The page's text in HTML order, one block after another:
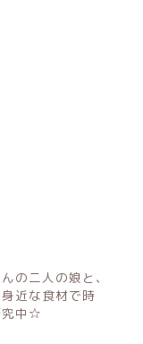
の二人の娘と、
近な食材で時
究中☆